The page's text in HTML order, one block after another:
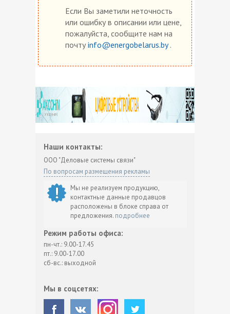
Если Вы заметили неточность
или ошибку в описании или цене,
пожалуйста, сообщите нам на
почту info@energobelarus.by.
Наши контакты:
ООО "Деловые системы связи"
По вопросам размещения рекламы
Мы не реализуем продукцию,
контактные данные продавцов
расположены в блоке справа от
предложения. подробнее
Режим работы офиса:
пн-чт.: 9.00-17.45
пт.: 9.00-17.00
сб-вс.: выходной
Мы в соцсетях: